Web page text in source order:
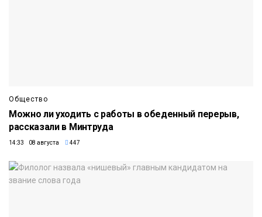
Общество
Можно ли уходить с работы в обеденный перерыв,
рассказали в Минтруда
14:33 08 августа 447